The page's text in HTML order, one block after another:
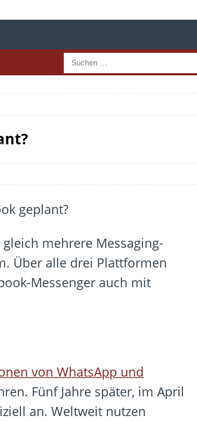
mehrere Messaging-
Über alle drei Plattformen
Messenger auch mit
von WhatsApp und
Fünf Jahre später, im April
an. Weltweit nutzen